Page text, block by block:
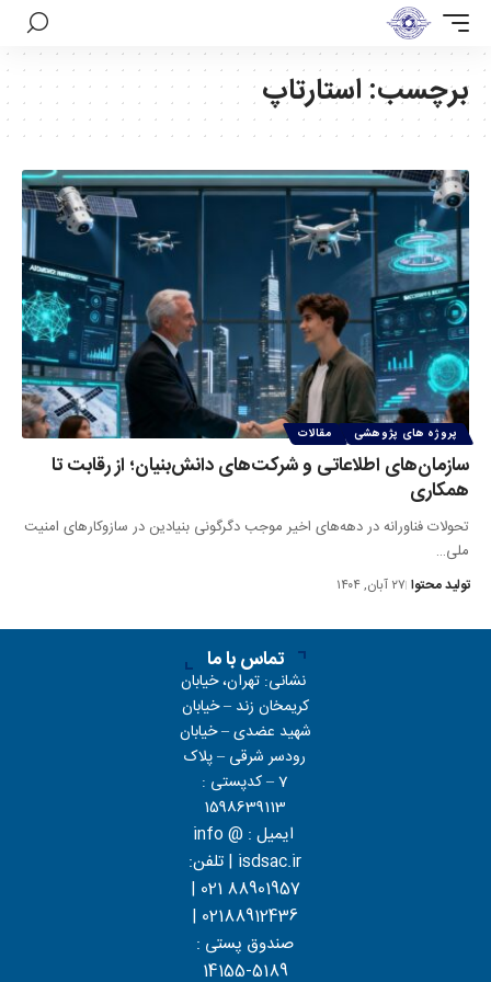
برچسب:استارتاپ
پروژه های پژوهشی مقالات
سازمان‌های اطلاعاتی و شرکت‌های دانش‌بنیان؛ از رقابت تا
همکاری
تحولات فناورانه در دهه‌های اخیر موجب دگرگونی بنیادین در سازوکارهای امنیت
ملی…
تولید محتوا ۲۷ آبان, ۱۴۰۴
تماس با ما
نشانی: تهران، خیابان
کریمخان زند – خیابان
شهید عضدی – خیابان
رودسر شرقی – پلاک
7 – کدپستی :
1598639113
ایمیل : info @
isdsac.ir | تلفن:
88901957 021 |
02188912436 |
صندوق پستی :
5189-14155